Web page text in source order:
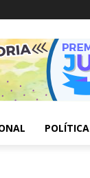
POLÍTICA